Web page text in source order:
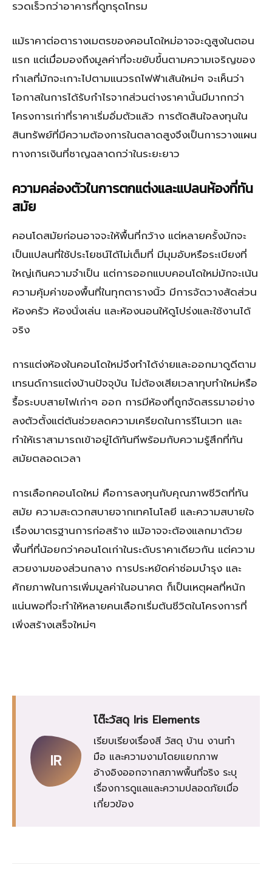
รวดเร็วกว่าอาคารที่ดูทรุดโทรม
แม้ราคาต่อตารางเมตรของคอนโดใหม่อาจจะดูสูงในตอน
แรก แต่เมื่อมองถึงมูลค่าที่จะขยับขึ้นตามความเจริญของ
ทำเลที่มักจะเกาะไปตามแนวรถไฟฟ้าเส้นใหม่ๆ จะเห็นว่า
โอกาสในการได้รับกำไรจากส่วนต่างราคานั้นมีมากกว่า
โครงการเก่าที่ราคาเริ่มอิ่มตัวแล้ว การตัดสินใจลงทุนใน
สินทรัพย์ที่มีความต้องการในตลาดสูงจึงเป็นการวางแผน
ทางการเงินที่ชาญฉลาดกว่าในระยะยาว
ความคล่องตัวในการตกแต่งและแปลนห้องที่ทัน
สมัย
คอนโดสมัยก่อนอาจจะให้พื้นที่กว้าง แต่หลายครั้งมักจะ
เป็นแปลนที่ใช้ประโยชน์ได้ไม่เต็มที่ มีมุมอับหรือระเบียงที่
ใหญ่เกินความจำเป็น แต่การออกแบบคอนโดใหม่มักจะเน้น
ความคุ้มค่าของพื้นที่ในทุกตารางนิ้ว มีการจัดวางสัดส่วน
ห้องครัว ห้องนั่งเล่น และห้องนอนให้ดูโปร่งและใช้งานได้
จริง
การแต่งห้องในคอนโดใหม่จึงทำได้ง่ายและออกมาดูดีตาม
เทรนด์การแต่งบ้านปัจจุบัน ไม่ต้องเสียเวลาทุบทำใหม่หรือ
รื้อระบบสายไฟเก่าๆ ออก การมีห้องที่ถูกจัดสรรมาอย่าง
ลงตัวตั้งแต่ต้นช่วยลดความเครียดในการรีโนเวท และ
ทำให้เราสามารถเข้าอยู่ได้ทันทีพร้อมกับความรู้สึกที่ทัน
สมัยตลอดเวลา
การเลือกคอนโดใหม่ คือการลงทุนกับคุณภาพชีวิตที่ทัน
สมัย ความสะดวกสบายจากเทคโนโลยี และความสบายใจ
เรื่องมาตรฐานการก่อสร้าง แม้อาจจะต้องแลกมาด้วย
พื้นที่ที่น้อยกว่าคอนโดเก่าในระดับราคาเดียวกัน แต่ความ
สวยงามของส่วนกลาง การประหยัดค่าซ่อมบำรุง และ
ศักยภาพในการเพิ่มมูลค่าในอนาคต ก็เป็นเหตุผลที่หนัก
แน่นพอที่จะทำให้หลายคนเลือกเริ่มต้นชีวิตในโครงการที่
เพิ่งสร้างเสร็จใหม่ๆ
IR
โต๊ะวัสดุ Iris Elements
เรียบเรียงเรื่องสี วัสดุ บ้าน งานทำ
มือ และความงามโดยแยกภาพ
อ้างอิงออกจากสภาพพื้นที่จริง ระบุ
เรื่องการดูแลและความปลอดภัยเมื่อ
เกี่ยวข้อง